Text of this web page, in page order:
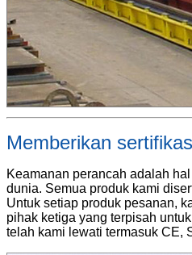
Memberikan
Keamanan perancah adalah
dunia. Semua produk kami
Untuk setiap produk pesanan,
pihak ketiga yang terpisah
telah kami lewati termasuk CE,